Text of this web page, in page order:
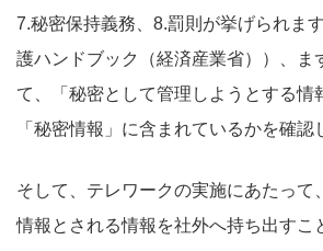
7.秘密保持義務、8.罰則が挙げられま
護ハンドブック（経済産業省））、ま
て、「秘密として管理しようとする情
「秘密情報」に含まれているかを確認
そして、テレワークの実施にあたって
情報とされる情報を社外へ持ち出すこ